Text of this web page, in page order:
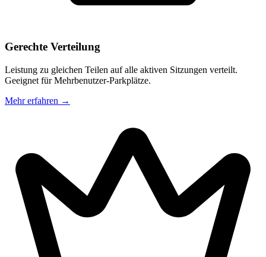
Gerechte Verteilung
Leistung zu gleichen Teilen auf alle aktiven Sitzungen verteilt.
Geeignet für Mehrbenutzer-Parkplätze.
Mehr erfahren →